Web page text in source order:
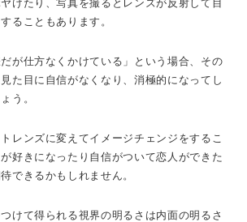
けたり、写真を撮るとレンズが反射して目
ることもあります。
が仕方なくかけている」という場合、その
た目に自信がなくなり、消極的になってし
う。
レンズに変えてイメージチェンジをするこ
好きになったり自信がついて恋人ができた
できるかもしれません。
けて得られる視界の明るさは内面の明るさ